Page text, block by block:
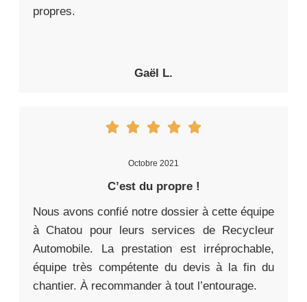
propres.
Gaël L.
Octobre 2021
C’est du propre !
Nous avons confié notre dossier à cette équipe
à Chatou pour leurs services de Recycleur
Automobile. La prestation est irréprochable,
équipe très compétente du devis à la fin du
chantier. À recommander à tout l’entourage.